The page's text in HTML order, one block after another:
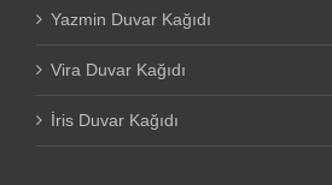
Yazmin Duvar Kağıdı
Vira Duvar Kağıdı
İris Duvar Kağıdı